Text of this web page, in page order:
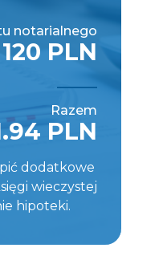
notarialnego
120 PLN
Razem
PLN
dodatkowe
wieczystej
hipoteki.